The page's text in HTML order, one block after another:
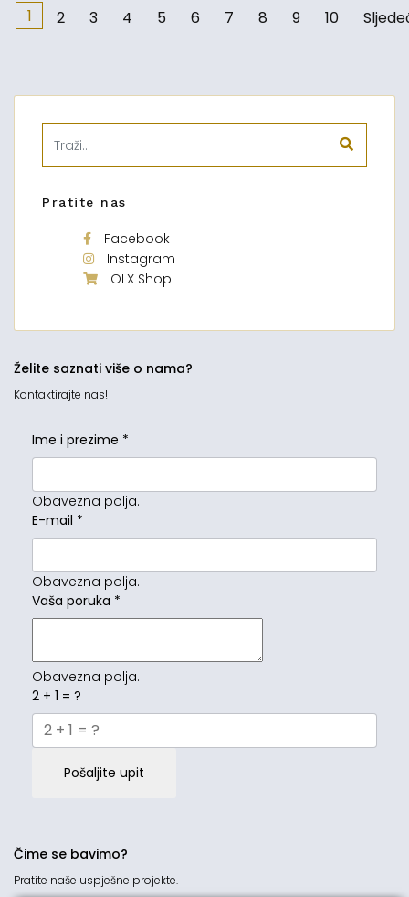
1 2 3 4 5 6 7 8 9 10
Pratite nas
Facebook
Instagram
OLX Shop
Želite saznati više o nama?
Kontaktirajte nas!
Ime i prezime *
Obavezna polja.
E-mail *
Obavezna polja.
Vaša poruka *
Obavezna polja.
2 + 1 = ?
Pošaljite upit
Čime se bavimo?
Pratite naše uspješne projekte.